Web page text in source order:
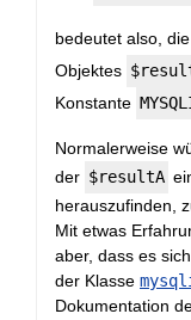
bedeutet also,
Objektes
Konstante
Normalerweise
der $resultA
herauszufinden,
Mit etwas
aber, dass es
der Klasse
Dokumentation